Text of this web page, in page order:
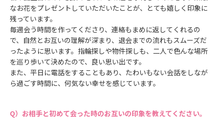
なお花をプレゼントしていただいたことが、とても嬉しく印象に
残っています。
毎週会う時間を作ってくださり、連絡もまめに返してくれるの
で、自然とお互いの理解が深まり、退会までの流れもスムーズだ
ったように思います。指輪探しや物件探しも、二人で色んな場所
を巡り歩いて決めたので、良い思い出です。
また、平日に電話をすることもあり、たわいもない会話をしなが
ら過ごす時間に、何気ない幸せを感じています。
お相手と初めて会った時のお互いの印象を教えてください。